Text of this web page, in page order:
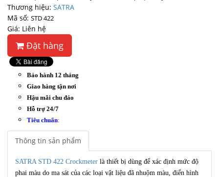
Thương hiệu: SATRA
Mã số: STD 422
Giá: Liên hệ
Đặt hàng
Bảo hành 12 tháng
Giao hàng tận nơi
Hậu mãi chu đáo
Hỗ trợ 24/7
Tiêu chuẩn:
Thông tin sản phẩm
SATRA STD 422 Crockmeter là thiết bị dùng để xác định mức độ
phai màu do ma sát của các loại vật liệu đã nhuộm màu, điển hình